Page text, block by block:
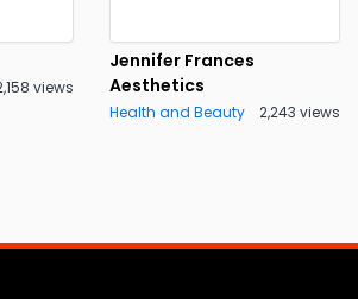
views
Jennifer Frances
Aesthetics
Health and Beauty 2,243 views